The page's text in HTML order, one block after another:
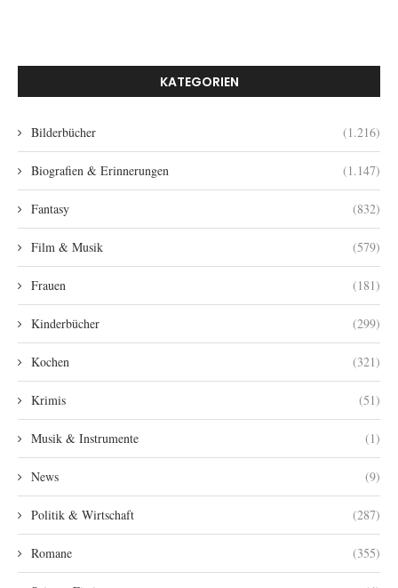
KATEGORIEN
Bilderbücher (1.216)
Biografien & Erinnerungen (1.147)
Fantasy (832)
Film & Musik (579)
Frauen (181)
Kinderbücher (299)
Kochen (321)
Krimis (51)
Musik & Instrumente (1)
News (9)
Politik & Wirtschaft (287)
Romane (355)